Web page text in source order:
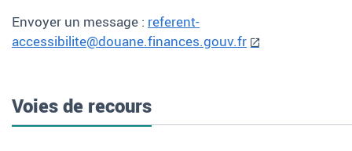
Envoyer un message : referent-
accessibilite@douane.finances.gouv.fr
Voies de recours